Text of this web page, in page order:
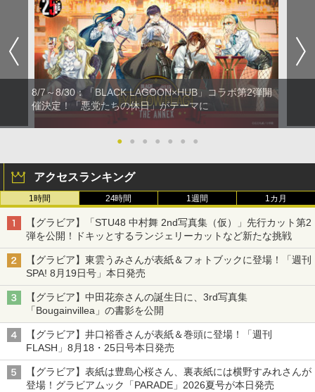
8/7～8/30：「BLACK LAGOON×HUB」コラボ第2弾開
催決定！「悪党たちの休日」がテーマに
● ● ● ● ● ● ●
アクセスランキング
1時間 24時間 1週間 1カ月
【グラビア】「STU48 中村舞 2nd写真集（仮）」先行カット第2
弾を公開！ドキッとするランジェリーカットなど新たな挑戦
【グラビア】東雲うみさんが表紙＆フォトブックに登場！「週刊
SPA! 8月19日号」本日発売
【グラビア】中田花奈さんの誕生日に、3rd写真集
「Bougainvillea」の書影を公開
【グラビア】井口裕香さんが表紙＆巻頭に登場！「週刊
FLASH」8月18・25日号本日発売
【グラビア】表紙は豊島心桜さん、裏表紙には横野すみれさんが
登場！グラビアムック「PARADE」2026夏号が本日発売